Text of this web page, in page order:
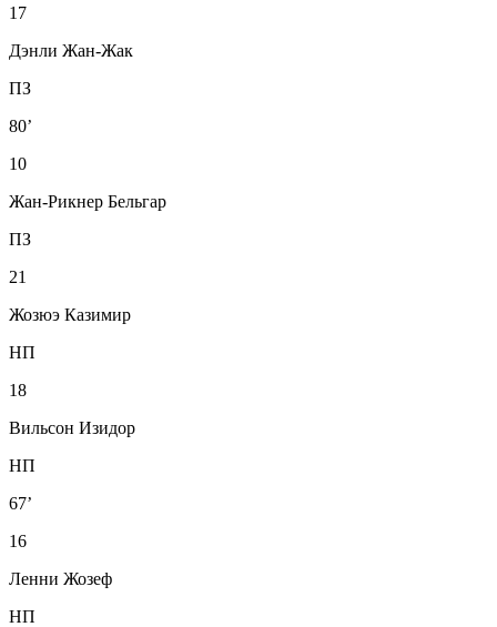
17
Дэнли Жан-Жак
ПЗ
80’
10
Жан-Рикнер Бельгар
ПЗ
21
Жозюэ Казимир
НП
18
Вильсон Изидор
НП
67’
16
Ленни Жозеф
НП